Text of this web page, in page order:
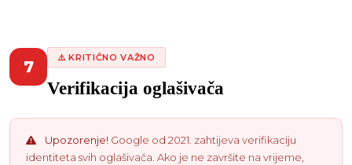
7 ⚠️ KRITIČNO VAŽNO
Verifikacija oglašivača
Upozorenje! Google od 2021. zahtijeva verifikaciju
identiteta svih oglašivača. Ako je ne završite na vrijeme,